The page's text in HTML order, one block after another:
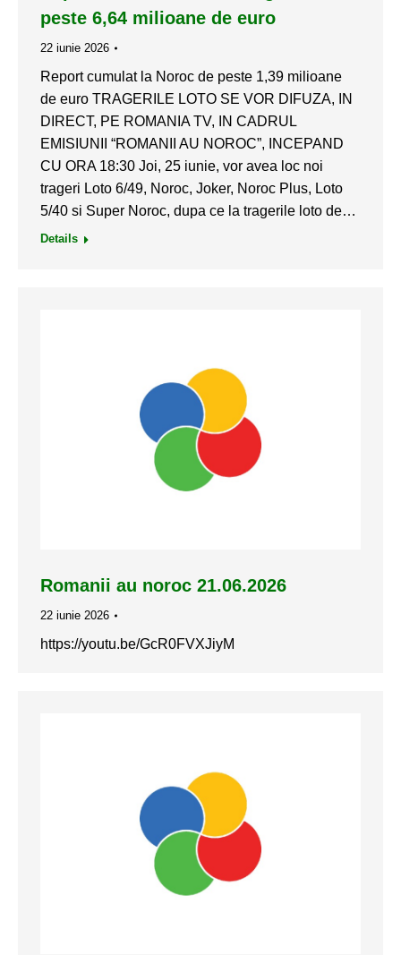
peste 6,64 milioane de euro
22 iunie 2026
Report cumulat la Noroc de peste 1,39 milioane
de euro TRAGERILE LOTO SE VOR DIFUZA, IN
DIRECT, PE ROMANIA TV, IN CADRUL
EMISIUNII “ROMANII AU NOROC”, INCEPAND
CU ORA 18:30 Joi, 25 iunie, vor avea loc noi
trageri Loto 6/49, Noroc, Joker, Noroc Plus, Loto
5/40 si Super Noroc, dupa ce la tragerile loto de…
Details
Romanii au noroc 21.06.2026
22 iunie 2026
https://youtu.be/GcR0FVXJiyM